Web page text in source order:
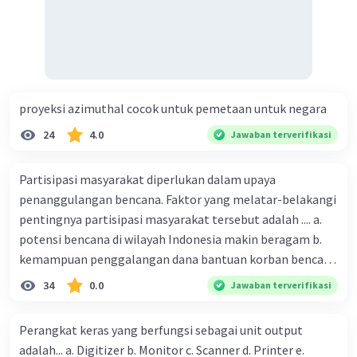
tempat konservasi seperti Konservasi Penyu Lampuuk
di Aceh memiliki dampak positif yang penting dalam
pelestarian spesies dan upaya konservasi lingkungan.
Beri Rating·0.0 (0 ) Balas
proyeksi azimuthal cocok untuk pemetaan untuk negara
24 4.0 Jawaban terverifikasi
Partisipasi masyarakat diperlukan dalam upaya
penanggulangan bencana. Faktor yang melatar-belakangi
pentingnya partisipasi masyarakat tersebut adalah .... a.
potensi bencana di wilayah Indonesia makin beragam b.
kemampuan penggalangan dana bantuan korban bencana
makin tinggi c. pemahaman pendidikan kebencanaan
kepada masyarakat masih rendah d. masyarakat
bencana e. kepercayaan pemerintah bahwa masyarakat
34 0.0 Jawaban terverifikasi
Perangkat keras yang berfungsi sebagai unit output
adalah... a. Digitizer b. Monitor c. Scanner d. Printer e.